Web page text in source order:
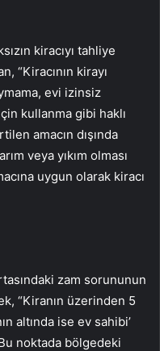
kiracıyı tahliye
“Kiracının kirayı
evi izinsiz
kullanma gibi haklı
amacın dışında
veya yıkım olması
uygun olarak kiracı
zam sorununun
“Kiranın üzerinden 5
altında ise ev sahibi’
noktada bölgedeki